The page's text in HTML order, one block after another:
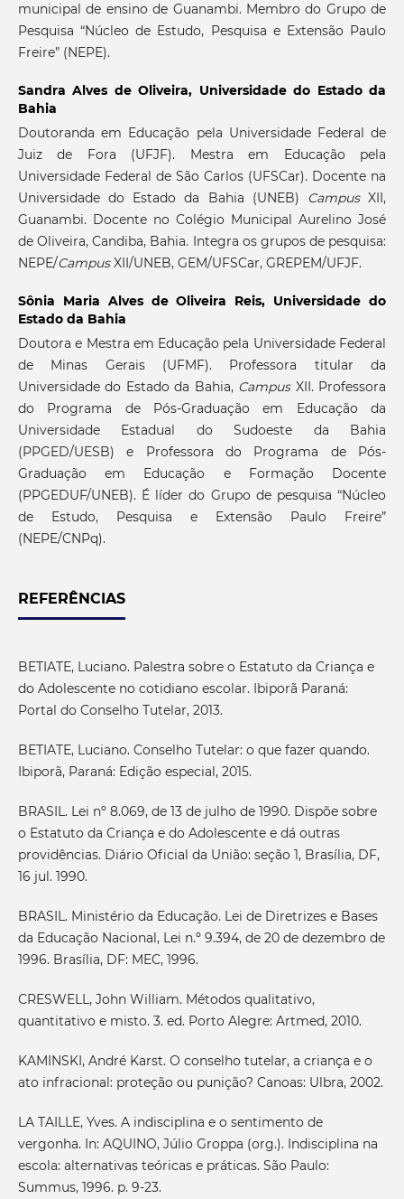
municipal de ensino de Guanambi. Membro do Grupo de
Pesquisa “Núcleo de Estudo, Pesquisa e Extensão Paulo
Freire” (NEPE).
Sandra Alves de Oliveira, Universidade do Estado da
Bahia
Doutoranda em Educação pela Universidade Federal de
Juiz de Fora (UFJF). Mestra em Educação pela
Universidade Federal de São Carlos (UFSCar). Docente na
Universidade do Estado da Bahia (UNEB) CampusXII,
Guanambi. Docente no Colégio Municipal Aurelino José
de Oliveira, Candiba, Bahia. Integra os grupos de pesquisa:
NEPE/CampusXII/UNEB, GEM/UFSCar, GREPEM/UFJF.
Sônia Maria Alves de Oliveira Reis, Universidade do
Estado da Bahia
Doutora e Mestra em Educação pela Universidade Federal
de Minas Gerais (UFMF). Professora titular da
Universidade do Estado da Bahia, Campus XII. Professora
do Programa de Pós-Graduação em Educação da
Universidade Estadual do Sudoeste da Bahia
(PPGED/UESB) e Professora do Programa de Pós-
Graduação em Educação e Formação Docente
(PPGEDUF/UNEB). É líder do Grupo de pesquisa “Núcleo
de Estudo, Pesquisa e Extensão Paulo Freire”
(NEPE/CNPq).
REFERÊNCIAS
BETIATE, Luciano. Palestra sobre o Estatuto da Criança e
do Adolescente no cotidiano escolar. Ibiporã Paraná:
Portal do Conselho Tutelar, 2013.
BETIATE, Luciano. Conselho Tutelar: o que fazer quando.
Ibiporã, Paraná: Edição especial, 2015.
BRASIL. Lei nº 8.069, de 13 de julho de 1990. Dispõe sobre
o Estatuto da Criança e do Adolescente e dá outras
providências. Diário Oficial da União: seção 1, Brasília, DF,
16 jul. 1990.
BRASIL. Ministério da Educação. Lei de Diretrizes e Bases
da Educação Nacional, Lei n.º 9.394, de 20 de dezembro de
1996. Brasília, DF: MEC, 1996.
CRESWELL, John William. Métodos qualitativo,
quantitativo e misto. 3. ed. Porto Alegre: Artmed, 2010.
KAMINSKI, André Karst. O conselho tutelar, a criança e o
ato infracional: proteção ou punição? Canoas: Ulbra, 2002.
LA TAILLE, Yves. A indisciplina e o sentimento de
vergonha. In: AQUINO, Júlio Groppa (org.). Indisciplina na
escola: alternativas teóricas e práticas. São Paulo:
Summus, 1996. p. 9-23.